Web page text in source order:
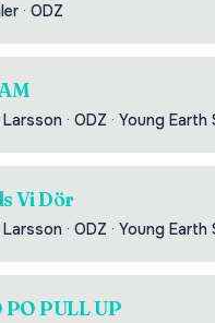
· ODZ
Larsson · ODZ · Young Earth
Vi Dör
Larsson · ODZ · Young Earth
PO PULL UP